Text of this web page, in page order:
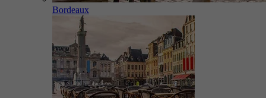
Bordeaux